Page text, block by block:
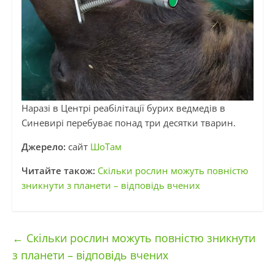
Наразі в Центрі реабілітації бурих ведмедів в
Синевирі перебуває понад три десятки тварин.
Джерело: сайт ШоТам
Читайте також: Скільки рослин можуть повністю
зникнути з планети – відповідь вчених
← Скільки рослин можуть повністю зникнути
з планети – відповідь вчених